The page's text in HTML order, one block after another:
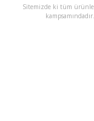
Sitemizde ki tüm
kampsamındadır.